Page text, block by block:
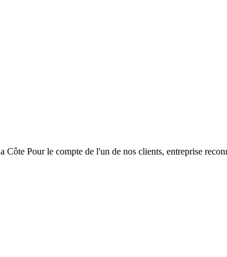
Pour le compte de l'un de nos clients, entreprise